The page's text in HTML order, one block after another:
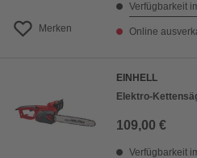
Merken
Verfügbarkeit
Online
EINHELL
Elektro-
109,00 €
Verfügbarkeit